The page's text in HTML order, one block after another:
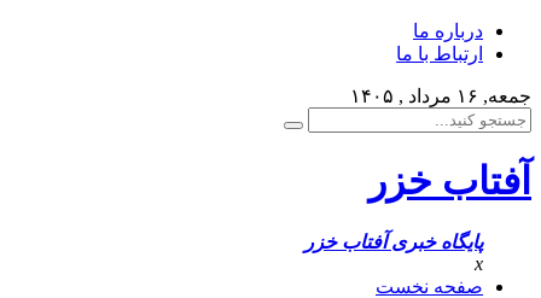
درباره ما
ارتباط با ما
جمعه, ۱۶ مرداد , ۱۴۰۵
آفتاب خزر
پایگاه خبری آفتاب خزر
x
صفحه نخست